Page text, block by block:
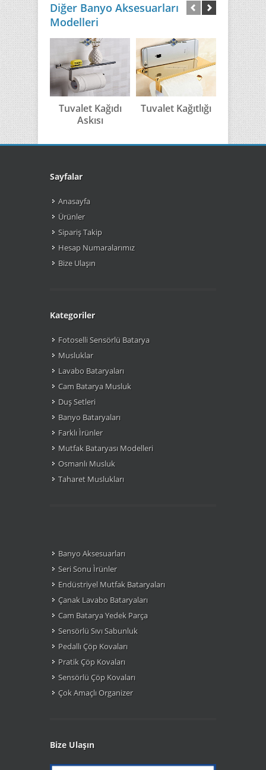
Diğer Banyo Aksesuarları
Modelleri
Tuvalet Kağıdı
Askısı
Tuvalet Kağıtlığı
Antik
Tuvalet
Sayfalar
Anasayfa
Ürünler
Sipariş Takip
Hesap Numaralarımız
Bize Ulaşın
Kategoriler
Fotoselli Sensörlü Batarya
Musluklar
Lavabo Bataryaları
Cam Batarya Musluk
Duş Setleri
Banyo Bataryaları
Farklı Ìrünler
Mutfak Bataryası Modelleri
Osmanlı Musluk
Taharet Muslukları
Banyo Aksesuarları
Seri Sonu Ìrünler
Endüstriyel Mutfak Bataryaları
Çanak Lavabo Bataryaları
Cam Batarya Yedek Parça
Sensörlü Sıvı Sabunluk
Pedallı Çöp Kovaları
Pratik Çöp Kovaları
Sensörlü Çöp Kovaları
Çok Amaçlı Organizer
Bize Ulaşın